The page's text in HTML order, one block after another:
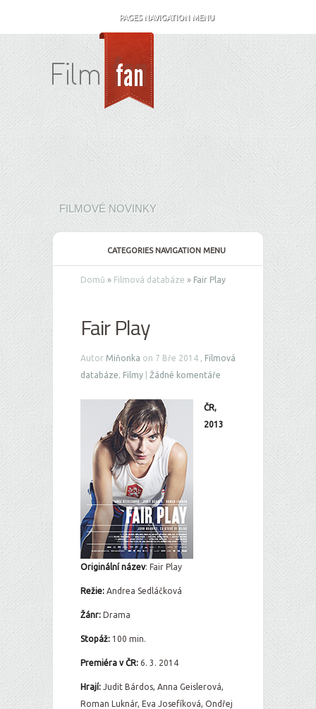
PAGES NAVIGATION MENU
FILMOVÉ NOVINKY
CATEGORIES NAVIGATION MENU
Domů » Filmová databáze » Fair Play
Fair Play
Autor Miňonka on 7 Bře 2014 , Filmová
databáze, Filmy Žádné komentáře
ČR,
2013
Originální název: Fair Play
Režie: Andrea Sedláčková
Žánr: Drama
Stopáž: 100 min.
Premiéra v ČR: 6. 3. 2014
Hrají: Judit Bárdos, Anna Geislerová,
Roman Luknár, Eva Josefíková, Ondřej